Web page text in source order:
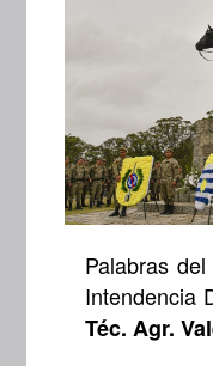
Palabras
Intendencia
Téc. Agr.